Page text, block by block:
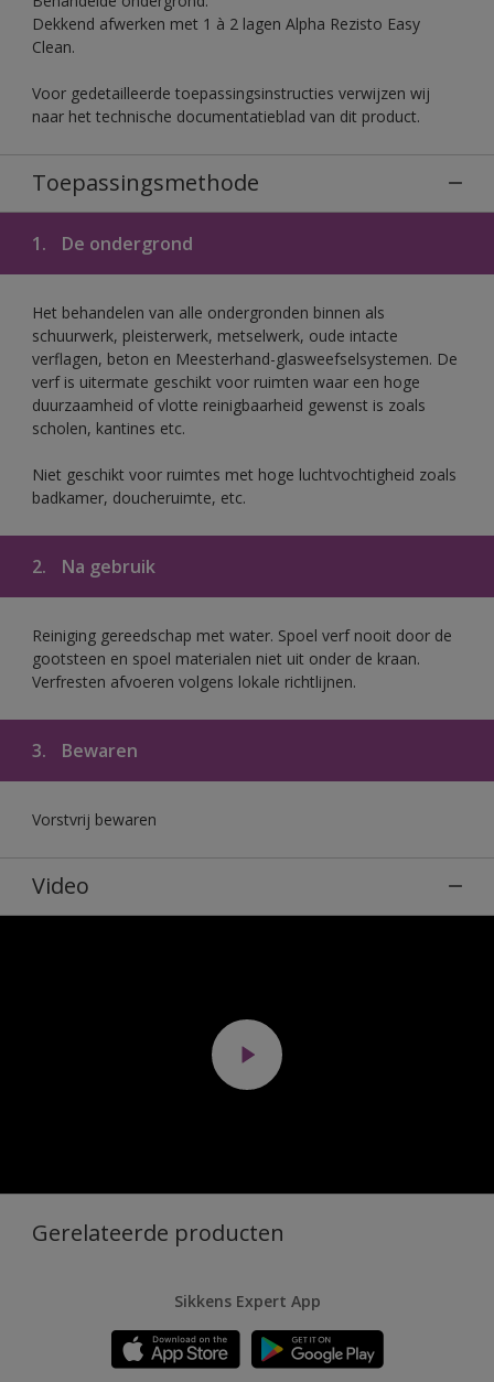
Dekkend afwerken met 1 à 2 lagen Alpha Rezisto Easy
Clean.
Voor gedetailleerde toepassingsinstructies verwijzen wij
naar het technische documentatieblad van dit product.
Toepassingsmethode
1. De ondergrond
Het behandelen van alle ondergronden binnen als
schuurwerk, pleisterwerk, metselwerk, oude intacte
verflagen, beton en Meesterhand-glasweefselsystemen. De
verf is uitermate geschikt voor ruimten waar een hoge
duurzaamheid of vlotte reinigbaarheid gewenst is zoals
scholen, kantines etc.
Niet geschikt voor ruimtes met hoge luchtvochtigheid zoals
badkamer, doucheruimte, etc.
2. Na gebruik
Reiniging gereedschap met water. Spoel verf nooit door de
gootsteen en spoel materialen niet uit onder de kraan.
Verfresten afvoeren volgens lokale richtlijnen.
3. Bewaren
Vorstvrij bewaren
Video
Gerelateerde producten
Sikkens Expert App